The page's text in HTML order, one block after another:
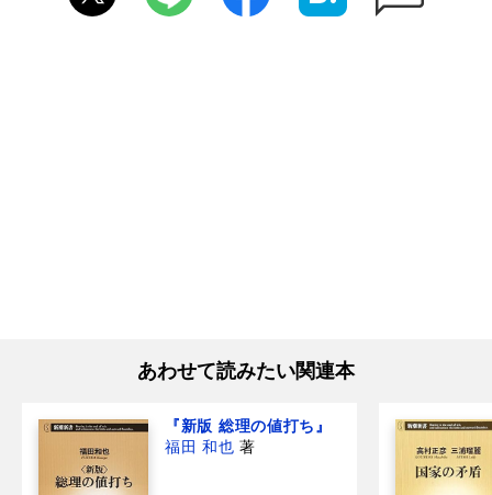
あわせて読みたい関連本
『新版 総理の値打ち』
福田 和也 著